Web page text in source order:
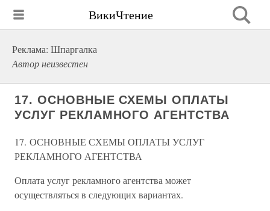
ВикиЧтение
Реклама: Шпаргалка
Автор неизвестен
17. ОСНОВНЫЕ СХЕМЫ ОПЛАТЫ
УСЛУГ РЕКЛАМНОГО АГЕНТСТВА
17. ОСНОВНЫЕ СХЕМЫ ОПЛАТЫ УСЛУГ
РЕКЛАМНОГО АГЕНТСТВА
Оплата услуг рекламного агентства может
осуществляться в следующих вариантах.